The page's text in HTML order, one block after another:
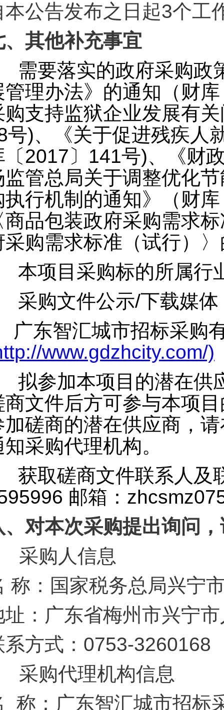
本公告发布之日起3个工
、其他补充事宜
需要落实的政府采购政
管理办法》的通知（财
购支持监狱企业发展有
号)、《关于促进残疾人
〔2017〕141号)、《财
监管总局关于调整优化
执行机制的通知》（财
商品包装政府采购需求
采购需求标准（试行）
本项目采购标的所属行
采购文件公示/下载媒体
东智汇城市招标采购
www.gdzhcity.com/)
拟参加本项目的潜在供
商文件后方可参与本项
加磋商的潜在供应商，
知采购代理机构。
获取磋商文件联系人及
邮箱：
、对本次采购提出询问
采购人信息
称：国家税务总局兴宁
址：广东省梅州市兴宁
系方式：0753-3260168
采购代理机构信息
称：广东智汇城市招标